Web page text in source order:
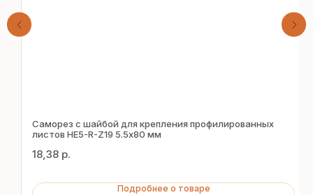
Саморез с шайбой для крепления профилированных
листов HE5-R-Z19 5.5х80 мм
18,38 р.
Подробнее о товаре
бесплатный расчёт
за 15 минут
Отправьте заявку — и получите